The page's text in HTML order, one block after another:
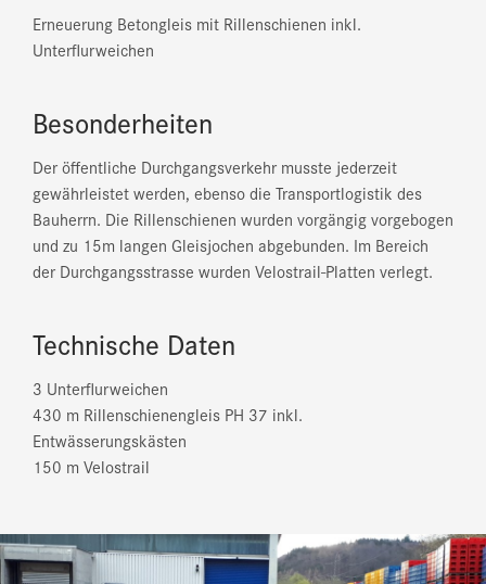
Erneuerung Betongleis mit Rillenschienen inkl.
Unterflurweichen
Besonderheiten
Der öffentliche Durchgangsverkehr musste jederzeit
gewährleistet werden, ebenso die Transportlogistik des
Bauherrn. Die Rillenschienen wurden vorgängig vorgebogen
und zu 15m langen Gleisjochen abgebunden. Im Bereich
der Durchgangsstrasse wurden Velostrail-Platten verlegt.
Technische Daten
3 Unterflurweichen
430 m Rillenschienengleis PH 37 inkl.
Entwässerungskästen
150 m Velostrail